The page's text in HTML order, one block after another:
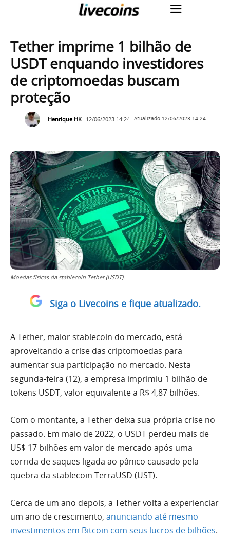
Tether imprime 1 bilhão de
USDT enquando investidores
de criptomoedas buscam
proteção
Henrique HK 12/06/2023 14:24 Atualizado 12/06/2023 14:24
Moedas físicas da stablecoin Tether (USDT).
Siga o Livecoins e fique atualizado.
A Tether, maior stablecoin do mercado, está
aproveitando a crise das criptomoedas para
aumentar sua participação no mercado. Nesta
segunda-feira (12), a empresa imprimiu 1 bilhão de
tokens USDT, valor equivalente a R$ 4,87 bilhões.
Com o montante, a Tether deixa sua própria crise no
passado. Em maio de 2022, o USDT perdeu mais de
US$ 17 bilhões em valor de mercado após uma
corrida de saques ligada ao pânico causado pela
quebra da stablecoin TerraUSD (UST).
Cerca de um ano depois, a Tether volta a experienciar
um ano de crescimento, anunciando até mesmo
investimentos em Bitcoin com seus lucros de bilhões.